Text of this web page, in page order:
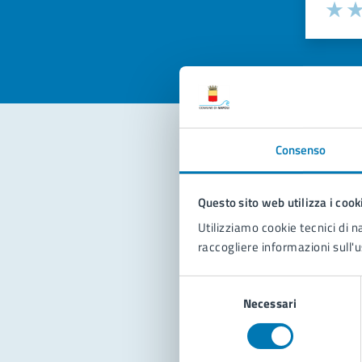
Consenso
Questo sito web utilizza i
Utilizziamo cookie tecnici di
raccogliere informazioni
Necessari
Valuta